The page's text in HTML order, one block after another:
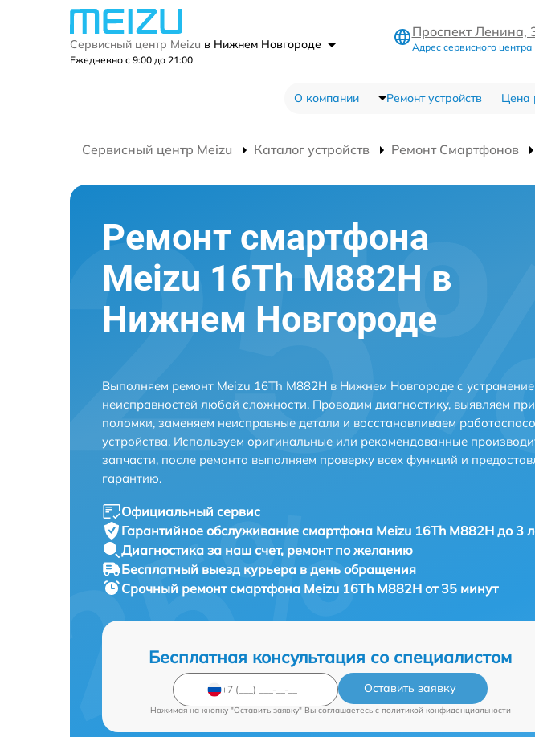
Сервисный центр Meizu в Нижнем Новгороде
Ежедневно с 9:00 до 21:00
Проспект Ленина,
Адрес сервисного центра
О компании Ремонт устройств Цена
Сервисный центр Meizu Каталог устройств Ремонт Смартфонов
Ремонт смартфона
Meizu 16Th M882H в
Нижнем Новгороде
Выполняем ремонт Meizu 16Th M882H в Нижнем Новгороде с
неисправностей любой сложности. Проводим диагностику, выявляем
поломки, заменяем неисправные детали и восстанавливаем
устройства. Используем оригинальные или рекомендованные
запчасти, после ремонта выполняем проверку всех функций и
гарантию.
Официальный сервис
Гарантийное обслуживание смартфона Meizu 16Th M882H до 3
Диагностика за наш счет, ремонт по желанию
Бесплатный выезд курьера в день обращения
Срочный ремонтсмартфона Meizu 16Th M882H от 35 минут
Бесплатная консультация со специалистом
Оставить заявку
Нажимая на кнопку "Оставить заявку" Вы соглашаетесь c политикой конфиденциальности